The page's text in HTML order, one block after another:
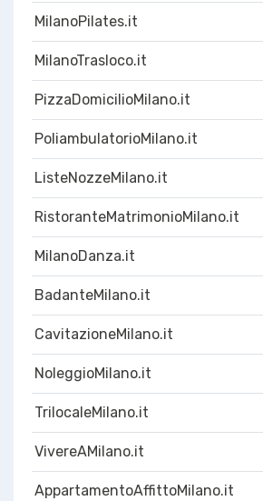
MilanoPilates.it
MilanoTrasloco.it
PizzaDomicilioMilano.it
PoliambulatorioMilano.it
ListeNozzeMilano.it
RistoranteMatrimonioMilano.it
MilanoDanza.it
BadanteMilano.it
CavitazioneMilano.it
NoleggioMilano.it
TrilocaleMilano.it
VivereAMilano.it
AppartamentoAffittoMilano.it